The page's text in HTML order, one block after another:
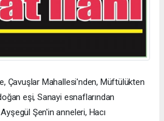
Çavuşlar Mahallesi'nden, Müftülükten
eşi, Sanayi esnaflarından
Şen'in anneleri, Hacı